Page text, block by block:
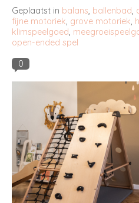
Geplaatst in balans ballenbad
fijne motoriek grove motoriek
klimspeelgoed
open-ended spel
0